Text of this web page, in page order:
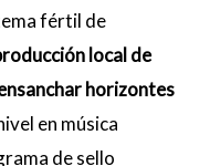
fértil de
local de
horizontes
en música
de sello